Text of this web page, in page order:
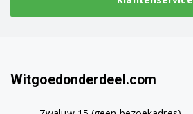
Witgoedonderdeel.com